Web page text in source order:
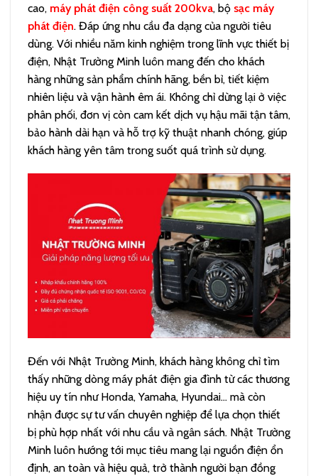
cao, máy phát điện công suất 200kva, bộ sạc máy
phát điện. Đáp ứng nhu cầu đa dạng của người tiêu
dùng. Với nhiều năm kinh nghiệm trong lĩnh vực thiết bị
điện, Nhật Trường Minh luôn mang đến cho khách
hàng những sản phẩm chính hãng, bền bỉ, tiết kiệm
nhiên liệu và vận hành êm ái. Không chỉ dừng lại ở việc
phân phối, đơn vị còn cam kết dịch vụ hậu mãi tận tâm,
bảo hành dài hạn và hỗ trợ kỹ thuật nhanh chóng, giúp
khách hàng yên tâm trong suốt quá trình sử dụng.
Đến với Nhật Trường Minh, khách hàng không chỉ tìm
thấy những dòng máy phát điện gia đình từ các thương
hiệu uy tín như Honda, Yamaha, Hyundai… mà còn
nhận được sự tư vấn chuyên nghiệp để lựa chọn thiết
bị phù hợp nhất với nhu cầu và ngân sách. Nhật Trường
Minh luôn hướng tới mục tiêu mang lại nguồn điện ổn
định, an toàn và hiệu quả, trở thành người bạn đồng